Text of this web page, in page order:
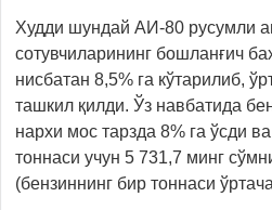
Худди шундай АИ-80 русумли
сотувчиларининг бошланғич
нисбатан 8,5% га кўтарилиб,
ташкил қилди. Ўз навбатида
нархи мос тарзда 8% га ўсди
тоннаси учун 5 731,7 минг
(бензиннинг бир тоннаси